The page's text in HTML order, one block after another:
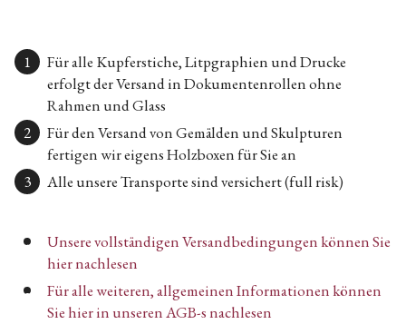
Für alle Kupferstiche, Litpgraphien und Drucke
erfolgt der Versand in Dokumentenrollen ohne
Rahmen und Glass
Für den Versand von Gemälden und Skulpturen
fertigen wir eigens Holzboxen für Sie an
Alle unsere Transporte sind versichert (full risk)
Unsere vollständigen Versandbedingungen können Sie
hier nachlesen
Für alle weiteren, allgemeinen Informationen können
Sie hier in unseren AGB-s nachlesen